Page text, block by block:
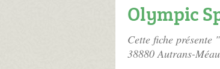
Olympic
Cette fiche
38880 Autrans-